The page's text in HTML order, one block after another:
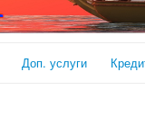
Доп. услуги